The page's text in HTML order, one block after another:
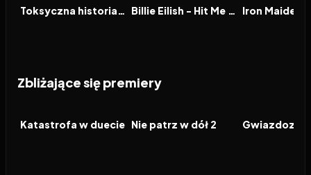
FILM Toksyczna historia miłosna FILM Billie Eilish - Hit Me Hard and Soft: The Tour (w technologii 3D) FILM
Zbliżające się premiery
FILM
Katastrofa w duecie FILM
Nie patrz w dół 2 FILM